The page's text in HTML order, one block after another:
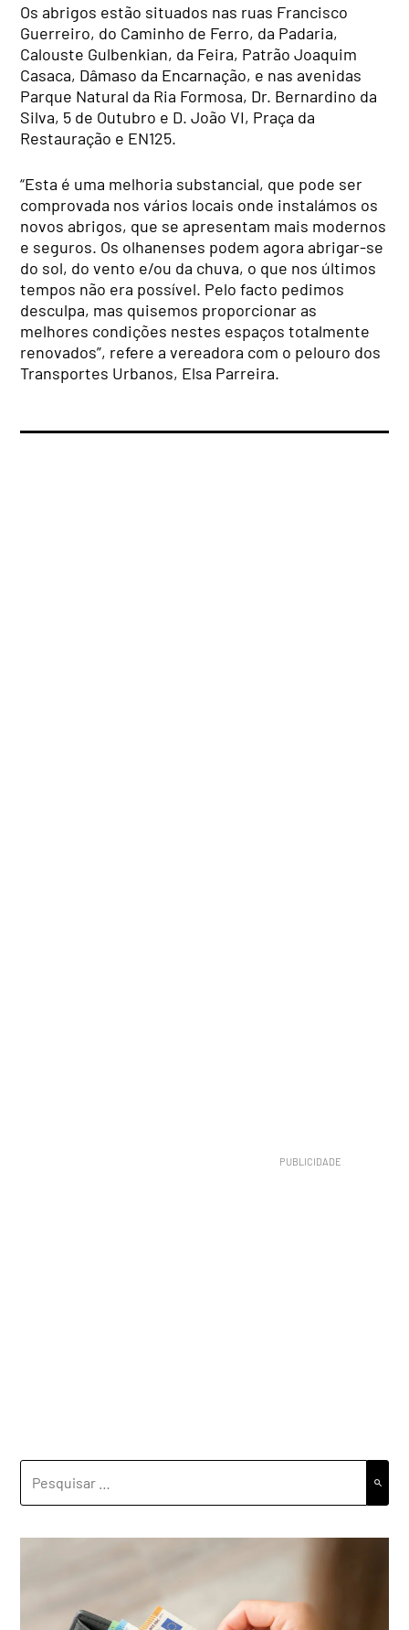
Os abrigos estão situados nas ruas Francisco
Guerreiro, do Caminho de Ferro, da Padaria,
Calouste Gulbenkian, da Feira, Patrão Joaquim
Casaca, Dâmaso da Encarnação, e nas avenidas
Parque Natural da Ria Formosa, Dr. Bernardino da
Silva, 5 de Outubro e D. João VI, Praça da
Restauração e EN125.
“Esta é uma melhoria substancial, que pode ser
comprovada nos vários locais onde instalámos os
novos abrigos, que se apresentam mais modernos
e seguros. Os olhanenses podem agora abrigar-se
do sol, do vento e/ou da chuva, o que nos últimos
tempos não era possível. Pelo facto pedimos
desculpa, mas quisemos proporcionar as
melhores condições nestes espaços totalmente
renovados”, refere a vereadora com o pelouro dos
Transportes Urbanos, Elsa Parreira.